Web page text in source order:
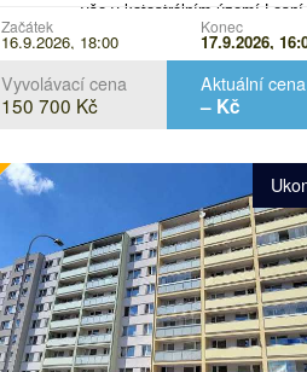
vše v katastrálním území Lesní
Albrechtice, obec Březová,
všech součástí a příslušenství.
Vyvolávací cena
150 700 Kč
Aktuální cena
– Kč
Začátek
16.9.2026, 18:00
Konec
17.9.2026,